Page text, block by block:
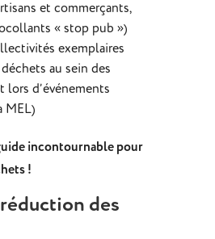
et commerçants,
« stop pub »)
exemplaires
au sein des
lors d’événements
MEL)
incontournable pour
!
des